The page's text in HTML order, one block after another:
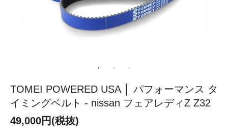
TOMEI POWERED USA │ パフォーマンス タ
イミングベルト - nissan フェアレディZ Z32
49,000円(税抜)